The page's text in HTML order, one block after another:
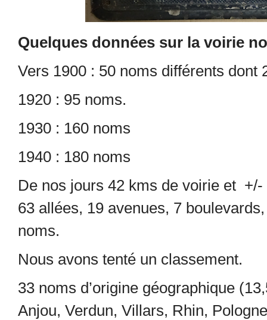
Quelques données sur la voirie
Vers 1900 : 50 noms différents dont
1920 : 95 noms.
1930 : 160 noms
1940 : 180 noms
De nos jours 42 kms de voirie et
63 allées, 19 avenues, 7
noms.
Nous avons tenté un classement.
33 noms d’origine géographique
Anjou, Verdun, Villars, Rhin,